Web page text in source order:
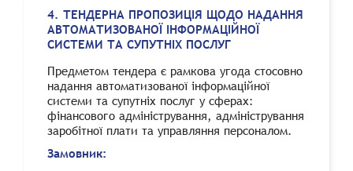
4. ТЕНДЕРНА ПРОПОЗИЦІЯ ЩОДО НАДАННЯ
АВТОМАТИЗОВАНОЇ ІНФОРМАЦІЙНОЇ
СИСТЕМИ ТА СУПУТНІХ ПОСЛУГ
Предметом тендера є рамкова угода стосовно
надання автоматизованої інформаційної
системи та супутніх послуг у сферах:
фінансового адміністрування, адміністрування
заробітної плати та управляння персоналом.
Замовник: